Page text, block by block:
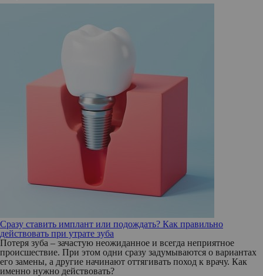
Сразу ставить имплант или подождать? Как правильно
действовать при утрате зуба
Потеря зуба – зачастую неожиданное и всегда неприятное
происшествие. При этом одни сразу задумываются о вариантах
его замены, а другие начинают оттягивать поход к врачу. Как
именно нужно действовать?